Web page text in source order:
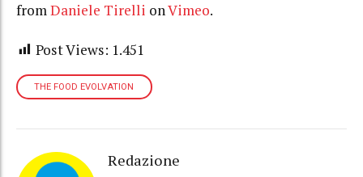
fromDaniele Tirelli onVimeo.
Post Views: 1.451
THE FOOD EVOLVATION
Redazione